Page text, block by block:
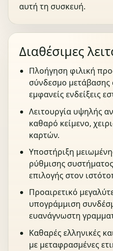
αυτή τη συσκευή.
Διαθέσιμες
Πλοήγηση φιλική
σύνδεσμο μετάβασης
εμφανείς ενδείξεις
Λειτουργία υψηλής
καθαρό κείμενο,
καρτών.
Υποστήριξη
ρύθμισης
επιλογής στον
Προαιρετικό
υπογράμμιση
ευανάγνωστη
Καθαρές ελληνικές
με μεταφρασμένες